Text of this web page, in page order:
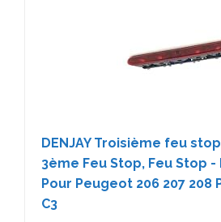
DENJAY Troisième feu
3ème Feu Stop, Feu Stop -
Pour Peugeot 206 207 208
C3